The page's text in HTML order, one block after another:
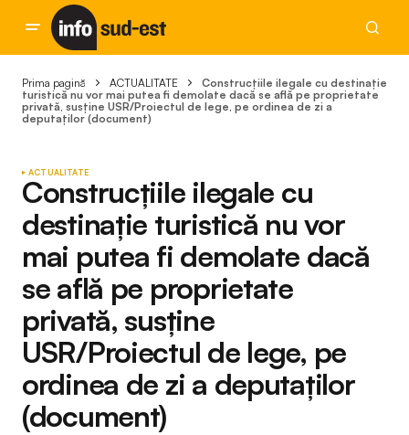
Prima pagină ACTUALITATE
Construcţiile ilegale cu destinaţie
turistică nu vor mai putea fi demolate dacă se află pe proprietate
privată, susține USR/Proiectul de lege, pe ordinea de zi a
deputaților (document)
ACTUALITATE
Construcţiile ilegale cu
destinaţie turistică nu vor
mai putea fi demolate dacă
se află pe proprietate
privată, susține
USR/Proiectul de lege, pe
ordinea de zi a deputaților
(document)